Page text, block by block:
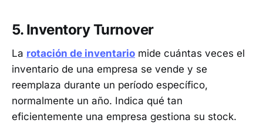
5. Inventory Turnover
La rotación de inventario mide cuántas veces el
inventario de una empresa se vende y se
reemplaza durante un período específico,
normalmente un año. Indica qué tan
eficientemente una empresa gestiona su stock.